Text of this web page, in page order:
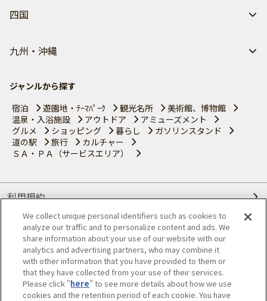
四国
九州・沖縄
ジャンルから探す
宿泊
遊園地・ﾃｰﾏﾊﾟｰｸ 観光名所
美術館、博物館
温泉・入浴施設
アウトドア
アミューズメント
グルメ
ショッピング 暮らし
ガソリンスタンド
道の駅
旅行
カルチャー
ＳＡ・ＰＡ（サービスエリア）
利用規約
個人情報の取り扱いについて
会員優待サービスの提携をご検討の方へ
JAFホームページ
We collect unique personal identifiers such as cookies to
analyze our traffic and to personalize content and ads. We
share information about your use of our website with our
analytics and advertising partners, who may combine it
with other information that you have provided to them or
that they have collected from your use of their services.
Please click "here" to see more details about how we use
cookies and the retention period of each cookie. You have